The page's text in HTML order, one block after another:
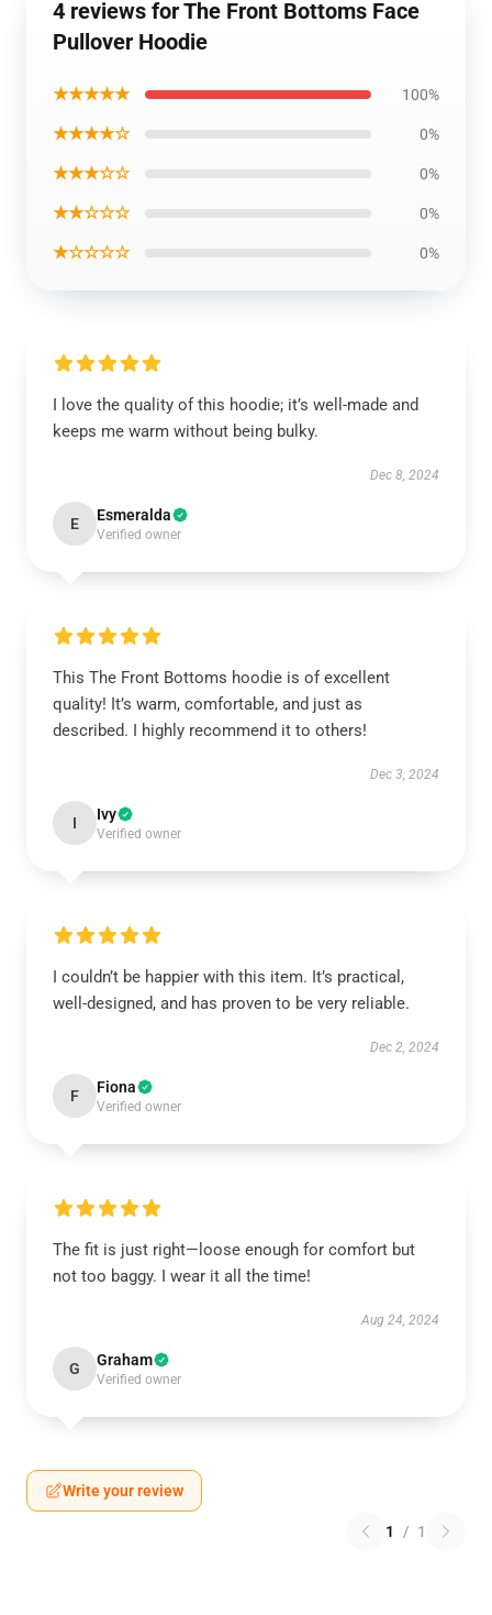
4 reviews for The Front Bottoms Face
Pullover Hoodie
★★★★★ 100%
★★★★☆ 0%
★★★☆☆ 0%
★★☆☆☆ 0%
★☆☆☆☆ 0%
I love the quality of this hoodie; it’s well-made and
keeps me warm without being bulky.
Dec 8, 2024
E Esmeralda
Verified owner
This The Front Bottoms hoodie is of excellent
quality! It’s warm, comfortable, and just as
described. I highly recommend it to others!
Dec 3, 2024
I Ivy
Verified owner
I couldn’t be happier with this item. It’s practical,
well-designed, and has proven to be very reliable.
Dec 2, 2024
F Fiona
Verified owner
The fit is just right—loose enough for comfort but
not too baggy. I wear it all the time!
Aug 24, 2024
G Graham
Verified owner
Write your review
1 / 1